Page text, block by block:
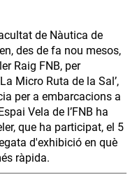
de Nàutica de
des de fa nou mesos,
Raig FNB, per
Micro Ruta de la Sal’,
per a embarcacions a
Vela de l’FNB ha
que ha participat, el 5
d'exhibició en què
ràpida.